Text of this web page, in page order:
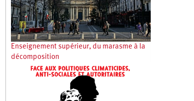
Enseignement supérieur, du marasme à la
décomposition